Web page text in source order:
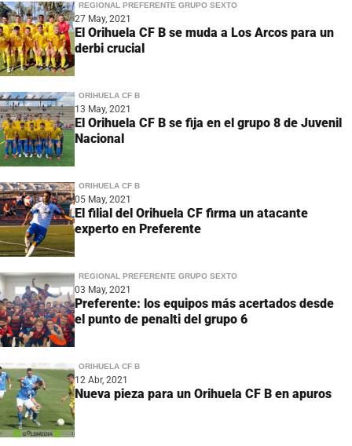
REGIONAL PREFERENTE GRUPO SEXTO
27 May, 2021
El Orihuela CF B se muda a Los Arcos para un
derbi crucial
ORIHUELA CF B
13 May, 2021
El Orihuela CF B se fija en el grupo 8 de Juvenil
Nacional
ORIHUELA CF B
05 May, 2021
El filial del Orihuela CF firma un atacante
experto en Preferente
REGIONAL PREFERENTE GRUPO SEXTO
03 May, 2021
Preferente: los equipos más acertados desde
el punto de penalti del grupo 6
ORIHUELA CF B
12 Abr, 2021
Nueva pieza para un Orihuela CF B en apuros